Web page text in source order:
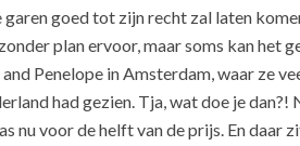
goed tot zijn recht zal laten
plan ervoor, maar soms kan het
Penelope in Amsterdam, waar ze
had gezien. Tja, wat doe je
nu voor de helft van de prijs. En daar